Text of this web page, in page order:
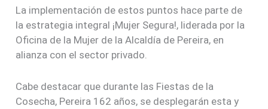
La implementación de estos puntos hace parte de
la estrategia integral ¡Mujer Segura!, liderada por la
Oficina de la Mujer de la Alcaldía de Pereira, en
alianza con el sector privado.
Cabe destacar que durante las Fiestas de la
Cosecha, Pereira 162 años, se desplegarán esta y